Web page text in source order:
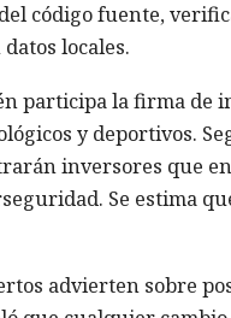
código fuente,
locales.
participa la firma de
y deportivos.
inversores que
Se estima
advierten sobre